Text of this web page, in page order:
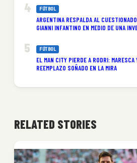
FÚTBOL
ARGENTINA RESPALDA AL
GIANNI INFANTINO EN MEDIO DE UNA
FÚTBOL
EL MAN CITY PIERDE A RODRI: MARESCA
REEMPLAZO SOÑADO EN LA MIRA
RELATED STORIES